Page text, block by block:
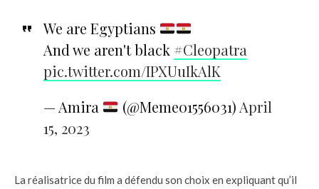
We are Egyptians
And we aren't black #Cleopatra
pic.twitter.com/IPXUuIkAlK
— Amira
(@Meme01556031) April
15, 2023
La réalisatrice du film a défendu son choix en expliquant qu’il